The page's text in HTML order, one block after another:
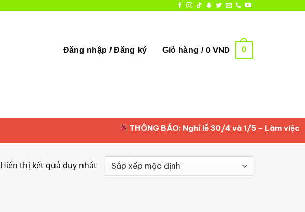
Đăng nhập / Đăng ký Giỏ hàng / 0 VND 0
THÔNG BÁO: Nghỉ lễ 30/4 và 1/5 – Làm việc
Hiển thị kết quả duy nhất